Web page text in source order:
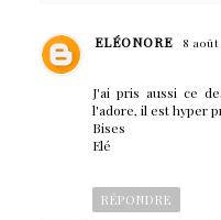
ELÉONORE 8 août
J'ai pris aussi ce
l'adore, il est hyper
Bises
Elé
RÉPONDRE